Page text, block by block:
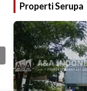
Properti Serupa